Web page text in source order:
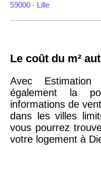
59000 - Lille
18ème
arrondissement
10
75020 -
Paris
20ème
arrondissement
9 623
Le coût du m²
Avec
également la
informations de
dans les villes
vous pourrez
votre logement à